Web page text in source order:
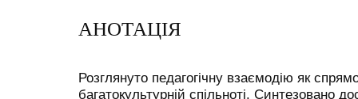
АНОТАЦІЯ
Розглянуто педагогічну взаємодію як
багатокультурній спільноті. Синтезовано